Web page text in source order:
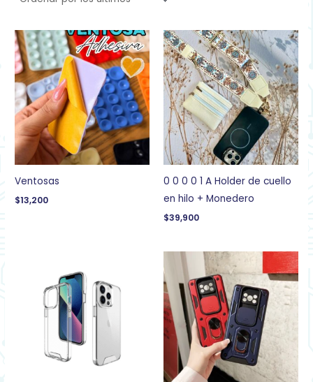
Ventosas
$13,200
0 0 0 0 1 A Holder de cuello
en hilo + Monedero
$39,900